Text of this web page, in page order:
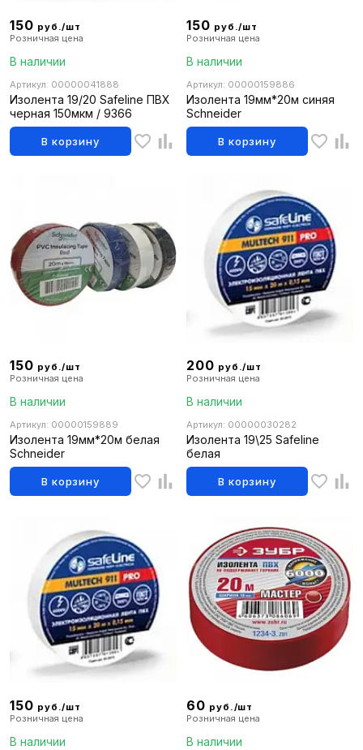
150 руб./шт
Розничная цена
В наличии
Артикул: 00000041888
Изолента 19/20 Safeline ПВХ
черная 150мкм / 9366
В корзину
150 руб./шт
Розничная цена
В наличии
Артикул: 00000159886
Изолента 19мм*20м синяя
Schneider
В корзину
150 руб./шт
Розничная цена
В наличии
Артикул: 00000159889
Изолента 19мм*20м белая
Schneider
В корзину
200 руб./шт
Розничная цена
В наличии
Артикул: 00000030282
Изолента 19\25 Safeline
белая
В корзину
150 руб./шт
Розничная цена
В наличии
60 руб./шт
Розничная цена
В наличии